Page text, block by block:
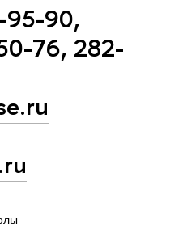
95-90,
76, 282-